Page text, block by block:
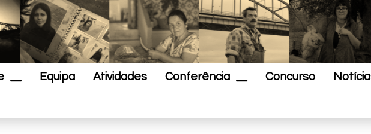
Equipa Atividades Conferência Concurso